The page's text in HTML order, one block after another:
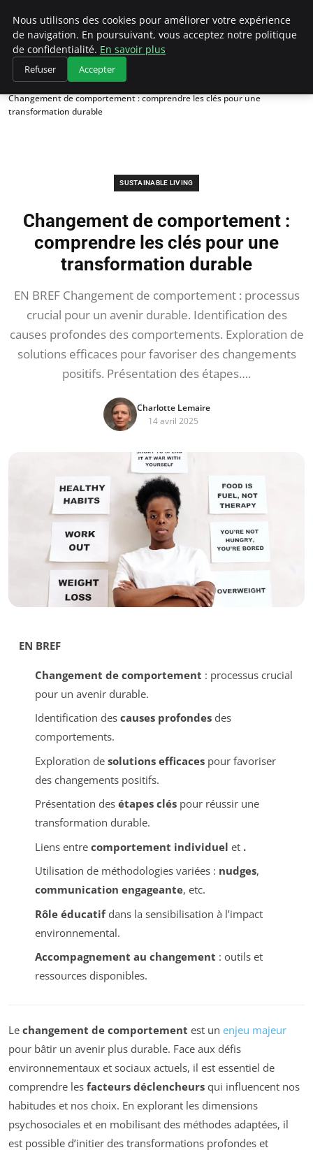
Climategatecountryclub.com
Accueil
Sustainable Living
Changement de comportement : comprendre les clés pour une
transformation durable
SUSTAINABLE LIVING
Changement de comportement :
comprendre les clés pour une
transformation durable
EN BREF Changement de comportement : processus
crucial pour un avenir durable. Identification des
causes profondes des comportements. Exploration de
solutions efficaces pour favoriser des changements
positifs. Présentation des étapes….
Charlotte Lemaire
14 avril 2025
EN BREF
Changement de comportement : processus crucial
pour un avenir durable.
Identification des causes profondesdes
comportements.
Exploration de solutions efficacespour favoriser
des changements positifs.
Présentation des étapes cléspour réussir une
transformation durable.
Liens entre comportement individuel et .
Utilisation de méthodologies variées : nudges,
communication engageante, etc.
Rôle éducatifdans la sensibilisation à l’impact
environnemental.
Accompagnement au changement : outils et
ressources disponibles.
Le changement de comportement est un enjeu majeur
pour bâtir un avenir plus durable. Face aux défis
environnementaux et sociaux actuels, il est essentiel de
comprendre les facteurs déclencheurs qui influencent nos
habitudes et nos choix. En explorant les dimensions
psychosociales et en mobilisant des méthodes adaptées, il
est possible d’initier des transformations profondes et
Nous utilisons des cookies pour améliorer votre expérience
de navigation. En poursuivant, vous acceptez notre politique
de confidentialité. En savoir plus
Refuser Accepter